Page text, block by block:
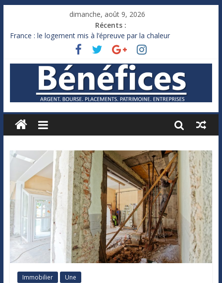
dimanche, août 9, 2026
Récents :
France : le logement mis à l’épreuve par la chaleur
Des milliards de dollars de droits de douane déjà remboursés
Royaume-Uni : Andy Burnham recule sur l’impôt
Xavier Niel, le milliardaire qui ne touche presque rien
Ruée des fortunes russes vers l’étranger
Immobilier Une